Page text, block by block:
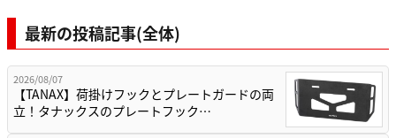
最新の投稿記事(全体)
2026/08/07
【TANAX】荷掛けフックとプレートガードの両
立！タナックスのプレートフック…